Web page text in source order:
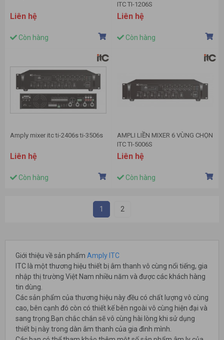
Liên hệ
Còn hàng
ITC TI-1206S
Liên hệ
Còn hàng
Amply mixer itc ti-2406s ti-3506s
Liên hệ
Còn hàng
AMPLI LIỀN MIXER 6 VÙNG CHỌN
ITC TI-5006S
Liên hệ
Còn hàng
1 2
Giới thiệu về sản phẩm Amply ITC
ITC là một thương hiệu thiết bị âm thanh vô cùng nổi tiếng, gia
nhập thị trường Việt Nam nhiều năm và được các khách hàng
tin dùng.
Các sản phẩm của thương hiệu này đều có chất lượng vô cùng
cao, bên cạnh đó còn có thiết kế bên ngoài vô cùng hiện đại và
sang trọng.Bạn chắc chắn sẽ vô cùng hài lòng khi sử dụng
thiết bị này trong dàn âm thanh của gia đình mình.